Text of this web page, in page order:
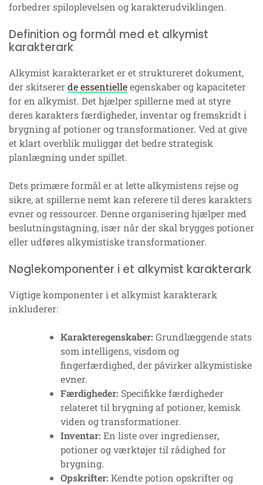
forbedrer spiloplevelsen og karakterudviklingen.
Definition og formål med et alkymist
karakterark
Alkymist karakterarket er et struktureret dokument,
der skitsererde essentielleegenskaber og kapaciteter
for en alkymist. Det hjælper spillerne med at styre
deres karakters færdigheder, inventar og fremskridt i
brygning af potioner og transformationer. Ved at give
et klart overblik muliggør det bedre strategisk
planlægning under spillet.
Dets primære formål er at lette alkymistens rejse og
sikre, at spillerne nemt kan referere til deres karakters
evner og ressourcer. Denne organisering hjælper med
beslutningstagning, især når der skal brygges potioner
eller udføres alkymistiske transformationer.
Nøglekomponenter i et alkymist karakterark
Vigtige komponenter i et alkymist karakterark
inkluderer:
Karakteregenskaber: Grundlæggende stats
som intelligens, visdom og
fingerfærdighed, der påvirker alkymistiske
evner.
Færdigheder: Specifikke færdigheder
relateret til brygning af potioner, kemisk
viden og transformationer.
Inventar: En liste over ingredienser,
potioner og værktøjer til rådighed for
brygning.
Opskrifter: Kendte potion opskrifter og